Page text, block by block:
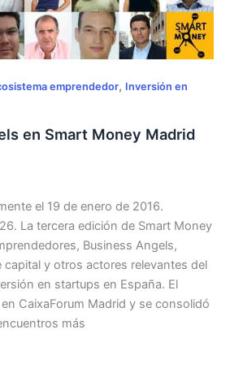
emprendedor, Inversión en
en Smart Money Madrid
el 19 de enero de 2016.
La tercera edición de Smart Money
Business Angels,
y otros actores relevantes del
en startups en España. El
CaixaForum Madrid y se consolidó
más